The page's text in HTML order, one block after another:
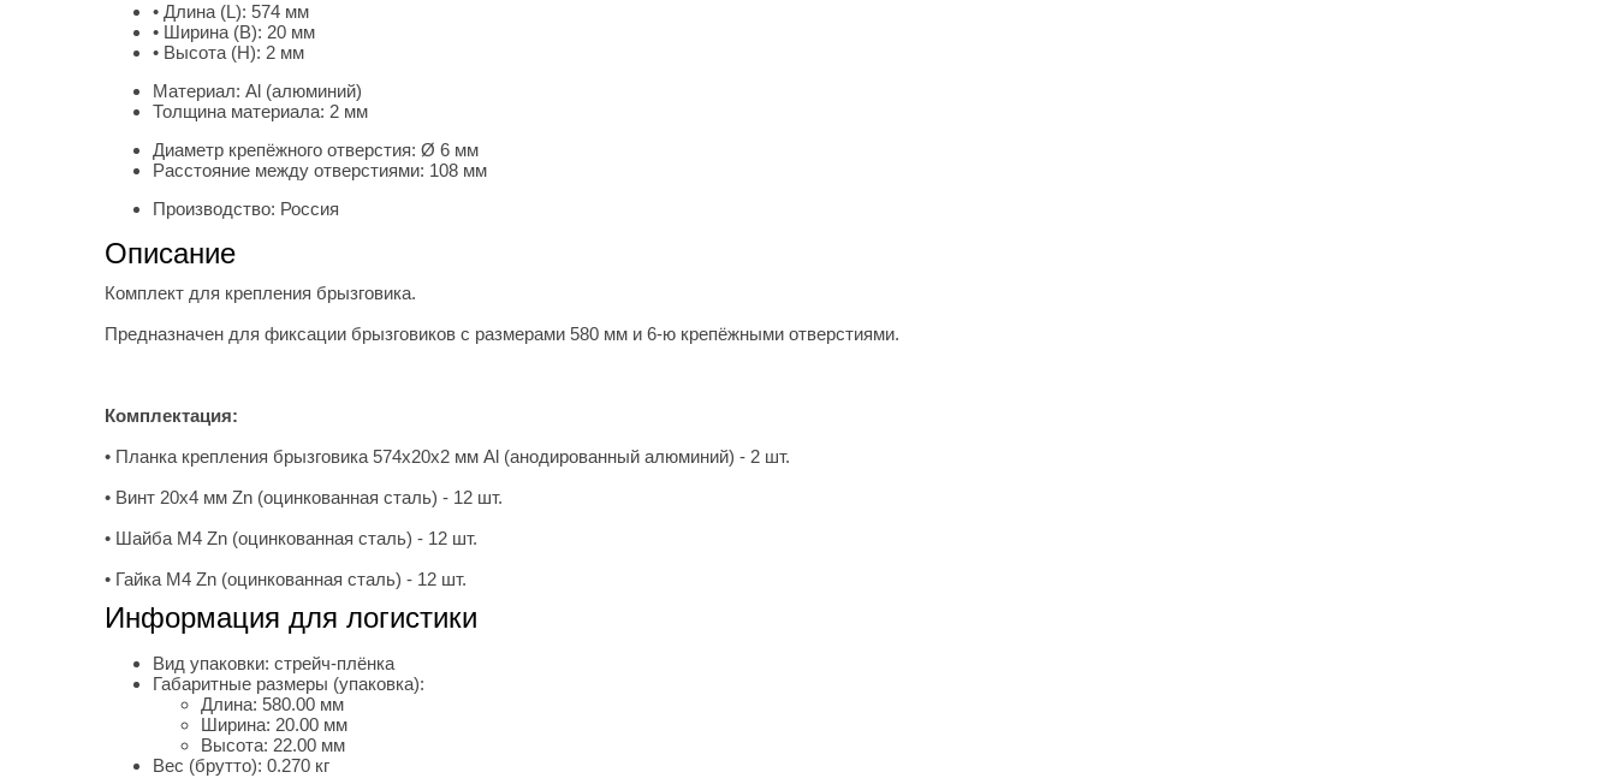
• Длина (L): 574 мм
• Ширина (B): 20 мм
• Высота (H): 2 мм
Материал: Al (алюминий)
Толщина материала: 2 мм
Диаметр крепёжного отверстия: Ø 6 мм
Расстояние между отверстиями: 108 мм
Производство: Россия
Описание
Комплект для крепления брызговика.
Предназначен для фиксации брызговиков с размерами 580 мм и 6-ю крепёжными отверстиями.
Комплектация:
• Планка крепления брызговика 574х20х2 мм Al (анодированный алюминий) - 2 шт.
• Винт 20х4 мм Zn (оцинкованная сталь) - 12 шт.
• Шайба М4 Zn (оцинкованная сталь) - 12 шт.
• Гайка М4 Zn (оцинкованная сталь) - 12 шт.
Информация для логистики
Вид упаковки: стрейч-плёнка
Габаритные размеры (упаковка):
Длина: 580.00 мм
Ширина: 20.00 мм
Высота: 22.00 мм
Вес (брутто): 0.270 кг